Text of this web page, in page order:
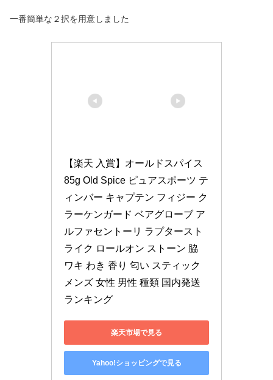
一番簡単な２択を用意しました
【楽天 入賞】オールドスパイス
85g Old Spice ピュアスポーツ テ
ィンバー キャプテン フィジー ク
ラーケンガード ベアグローブ ア
ルファセントーリ ラプタースト
ライク ロールオン ストーン 脇
ワキ わき 香り 匂い スティック
メンズ 女性 男性 種類 国内発送
ランキング
楽天市場で見る
Yahoo!ショッピングで見る